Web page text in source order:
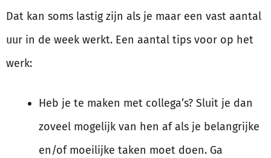
Dat kan soms lastig zijn als je maar een vast aantal
uur in de week werkt. Een aantal tips voor op het
werk:
Heb je te maken met collega’s? Sluit je dan
zoveel mogelijk van hen af als je belangrijke
en/of moeilijke taken moet doen. Ga